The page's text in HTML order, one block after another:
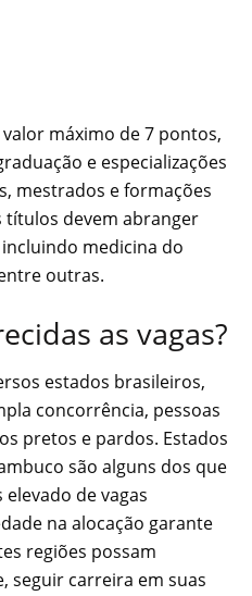
máximo de 7 pontos,
e especializações
mestrados e formações
títulos devem abranger
medicina do
outras.
as vagas?
estados brasileiros,
concorrência, pessoas
pretos e pardos. Estados
são alguns dos que
de vagas
na alocação garante
regiões possam
seguir carreira em suas